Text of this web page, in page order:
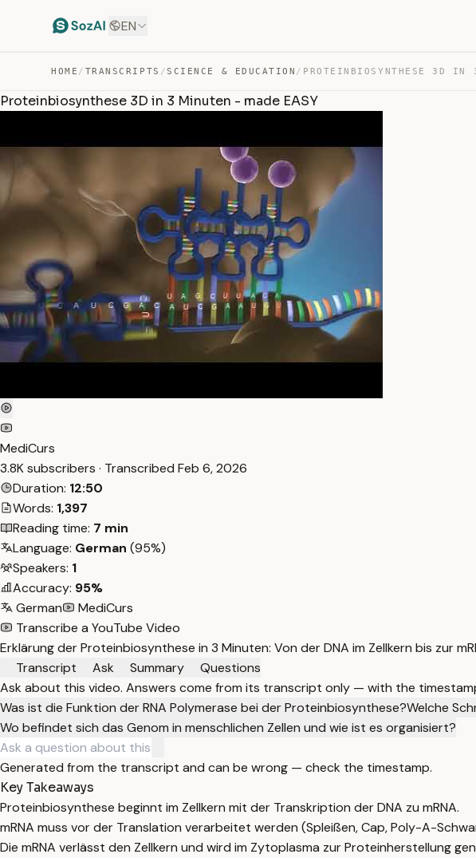
EN
HOME / TRANSCRIPTS /SCIENCE & EDUCATION /
Proteinbiosynthese 3D in 3 Minuten - made EASY
MediCurs
3.8K subscribers · Transcribed Feb 6, 2026
Duration: 12:50
Words: 1,397
Reading time: 7 min
Language: German (95%)
Speakers: 1
Accuracy: 95%
German
MediCurs
Transcribe a YouTube Video
Erklärung der Proteinbiosynthese in 3 Minuten: Von der DNA im Zellkern bis zur
Transcript
Ask Summary
Questions
Ask about this video. Answers come from its transcript only — with the
Was ist die Funktion der RNA Polymerase bei der Proteinbiosynthese?Welche
Wo befindet sich das Genom in menschlichen Zellen und wie ist es organisiert?
Generated from the transcript and can be wrong — check the timestamp.
Key Takeaways
Proteinbiosynthese beginnt im Zellkern mit der Transkription der DNA zu mRNA.
mRNA muss vor der Translation verarbeitet werden (Spleißen, Cap, Poly-A-
Die mRNA verlässt den Zellkern und wird im Zytoplasma zur Proteinherstellung